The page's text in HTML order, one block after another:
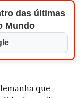
das últimas
Mundo
que